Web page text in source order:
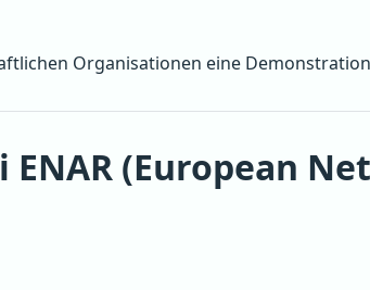
Organisationen eine
(European